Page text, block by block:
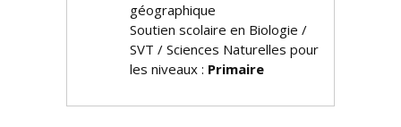
géographique
Soutien scolaire en Biologie /
SVT / Sciences Naturelles pour
les niveaux : Primaire